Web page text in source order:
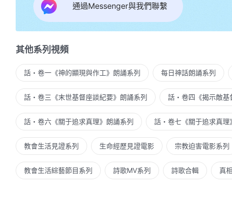
通過Messenger與我們聯繫
其他系列視頻
話・卷一《神的顯現與作工》朗誦系列 每日神話朗誦系列
話・卷三《末世基督座談紀要》朗誦系列 話・卷四《揭示敵基
話・卷六《關于追求真理》朗誦系列 話・卷七《關于追求真理
教會生活見證系列 生命經歷見證電影 宗教迫害電影系列
教會生活綜藝節目系列 詩歌MV系列 詩歌合輯 真